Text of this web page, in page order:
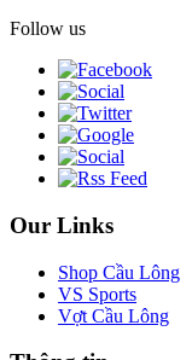
Follow us
Our Links
Shop Cầu Lông
VS Sports
Vợt Cầu Lông